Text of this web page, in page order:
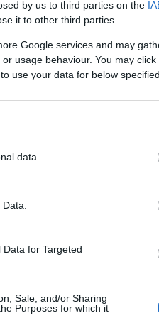
by us to third parties on the
it to other third parties.
Google services and may
usage behaviour. You may
use your data for below
data.
for Targeted
Sale, and/or Sharing
Purposes for which it